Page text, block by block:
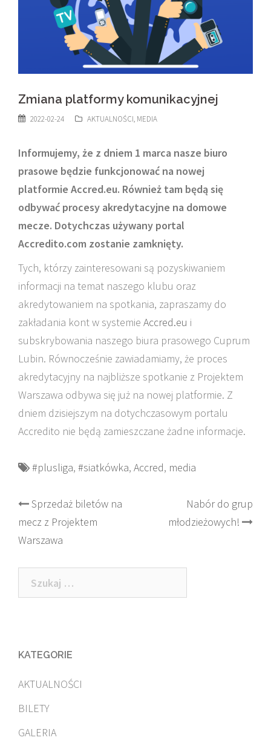
Zmiana platformy komunikacyjnej
2022-02-24 AKTUALNOŚCI, MEDIA
Informujemy, że z dniem 1 marca nasze biuro
prasowe będzie funkcjonować na nowej
platformie Accred.eu. Również tam będą się
odbywać procesy akredytacyjne na domowe
mecze. Dotychczas używany portal
Accredito.com zostanie zamknięty.
Tych, którzy zainteresowani są pozyskiwaniem
informacji na temat naszego klubu oraz
akredytowaniem na spotkania, zapraszamy do
zakładania kont w systemie Accred.eu i
subskrybowania naszego biura prasowego Cuprum
Lubin. Równocześnie zawiadamiamy, że proces
akredytacyjny na najbliższe spotkanie z Projektem
Warszawa odbywa się już na nowej platformie. Z
dniem dzisiejszym na dotychczasowym portalu
Accredito nie będą zamieszczane żadne informacje.
#plusliga, #siatkówka, Accred, media
Post
navigation
Sprzedaż biletów na
mecz z Projektem
Warszawa
Nabór do grup
młodzieżowych!
Szukaj:
KATEGORIE
AKTUALNOŚCI
BILETY
GALERIA